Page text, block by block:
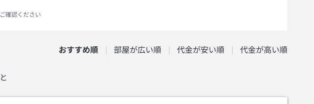
確認ください
おすすめ順 部屋が広い順 代金が安い順 代金が高い順